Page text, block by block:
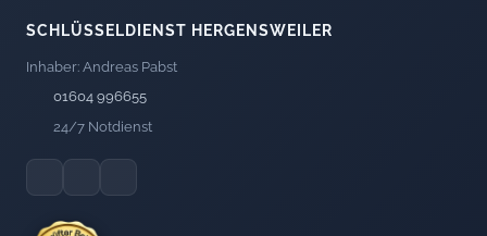
SCHLÜSSELDIENST HERGENSWEILER
Inhaber: Andreas Pabst
01604 996655
24/7 Notdienst